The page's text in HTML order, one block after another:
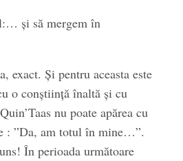
și să mergem în
exact. Și pentru aceasta este
o conștiință înaltă și cu
nu poate apărea cu
: ”Da, am totul în mine…”.
În perioada următoare